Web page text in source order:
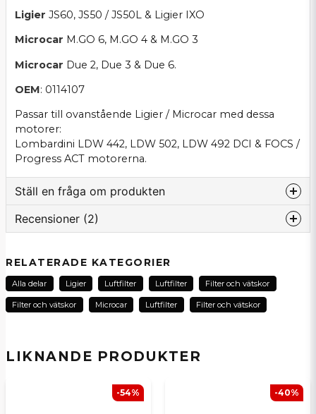
LIKNANDE PRODUKTER
-54% -40%
Ligier JS60, JS50 / JS50L & Ligier IXO
Microcar M.GO 6, M.GO 4 & M.GO 3
Microcar Due 2, Due 3 & Due 6.
OEM: 0114107
Passar till ovanstående Ligier / Microcar med dessa
motorer:
Lombardini LDW 442, LDW 502, LDW 492 DCI & FOCS /
Progress ACT motorerna.
Ställ en fråga om produkten
question
Fråga oss om denna produkt...
name
Namn
email
E-postadress
Recensioner (2)
Karl Gunnar
Bra passform
Johnny
RELATERADE KATEGORIER
Alla delar Ligier Luftfilter Luftfilter Filter och vätskor
Filter och vätskor Microcar Luftfilter Filter och vätskor